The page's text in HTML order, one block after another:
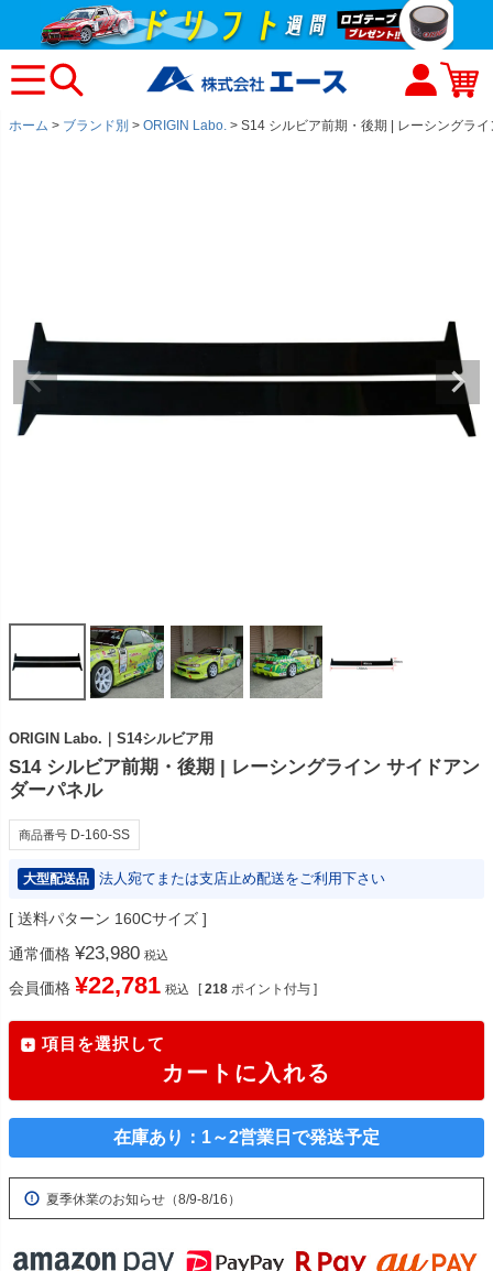
ホーム ブランド別 ORIGIN Labo. S14 シルビア前期・後期 | レーシングラ
ORIGIN Labo.｜S14シルビア用
S14 シルビア前期・後期 | レーシングライン サイドアン
ダーパネル
商品番号 D-160-SS
大型配送品 法人宛てまたは支店止め配送をご利用下さい
送料パターン 160Cサイズ
通常価格 ¥23,980 税込
会員価格 ¥22,781 税込 [ 218 ポイント付与 ]
項目を選択して
カートに入れる
在庫あり：1～2営業日で発送予定
夏季休業のお知らせ（8/9-8/16）